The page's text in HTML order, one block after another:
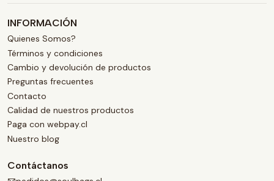
INFORMACIÓN
Quienes Somos?
Términos y condiciones
Cambio y devolución de productos
Preguntas frecuentes
Contacto
Calidad de nuestros productos
Paga con webpay.cl
Nuestro blog
Contáctanos